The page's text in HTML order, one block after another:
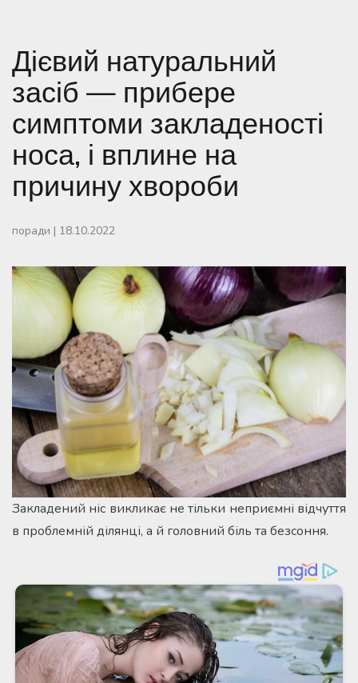
Дієвий натуральний
засіб — прибере
симптоми закладеності
носа, і вплине на
причину хвороби
поради | 18.10.2022
Закладений ніс викликає не тільки неприємні відчуття
в проблемній ділянці, а й головний біль та безсоння.